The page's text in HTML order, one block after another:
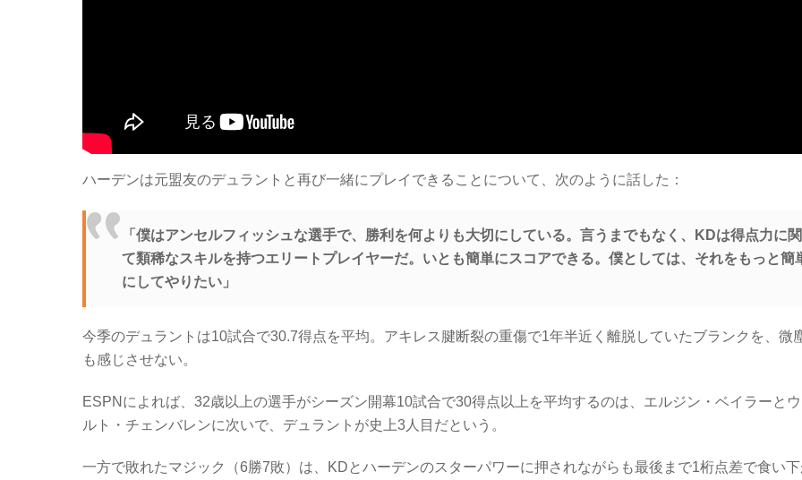
ハーデンは元盟友のデュラントと再び一緒にプレイできることについて、次のように話した：
「僕はアンセルフィッシュな選手で、勝利を何よりも大切にしている。言うまでもなく、KDは得点力に
て類稀なスキルを持つエリートプレイヤーだ。いとも簡単にスコアできる。僕としては、それをもっと簡
にしてやりたい」
今季のデュラントは10試合で30.7得点を平均。アキレス腱断裂の重傷で1年半近く離脱していたブランクを、微
も感じさせない。
ESPNによれば、32歳以上の選手がシーズン開幕10試合で30得点以上を平均するのは、エルジン・ベイラーとウ
ルト・チェンバレンに次いで、デュラントが史上3人目だという。
一方で敗れたマジック（6勝7敗）は、KDとハーデンのスターパワーに押されながらも最後まで1桁点差で食い